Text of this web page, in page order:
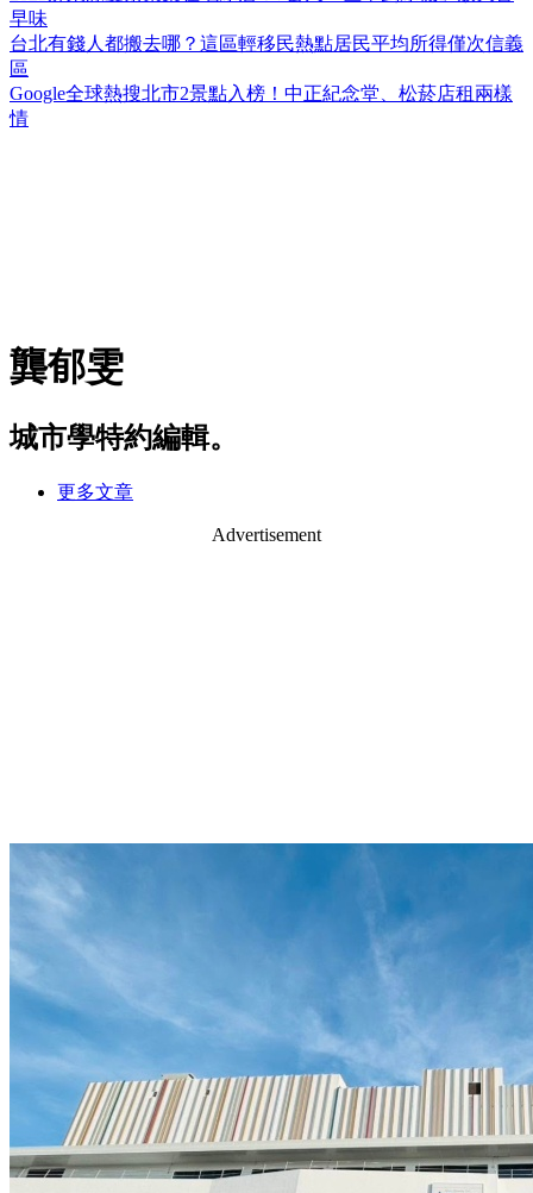
早味
台北有錢人都搬去哪？這區輕移民熱點居民平均所得僅次信義
區
Google全球熱搜北市2景點入榜！中正紀念堂、松菸店租兩樣
情
龔郁雯
城市學特約編輯。
更多文章
Advertisement